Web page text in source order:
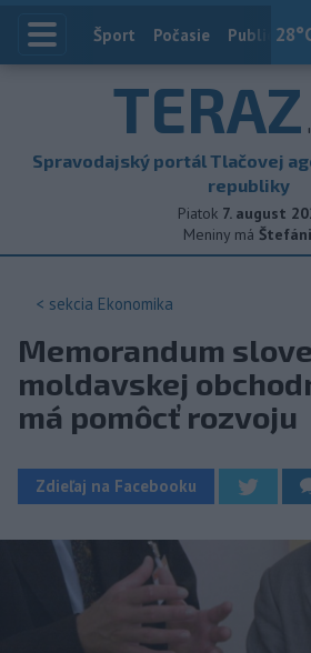
28
Index
Šport Počasie
TERAZ
Spravodajský portál Tlačovej
republiky
Piatok 7. august
Meniny má
< sekcia Ekonomika
Memorandum
moldavskej
má pomôcť rozvoju
Zdieľaj na Facebooku